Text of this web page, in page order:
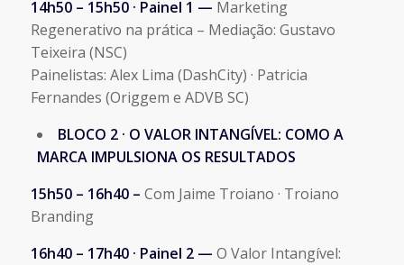
14h50 – 15h50 · Painel 1 — Marketing
Regenerativo na prática – Mediação: Gustavo
Teixeira (NSC)
Painelistas: Alex Lima (DashCity) · Patricia
Fernandes (Origgem e ADVB SC)
BLOCO 2 · O VALOR INTANGÍVEL: COMO A
MARCA IMPULSIONA OS RESULTADOS
15h50 – 16h40 – Com Jaime Troiano · Troiano
Branding
16h40 – 17h40 · Painel 2 — O Valor Intangível: